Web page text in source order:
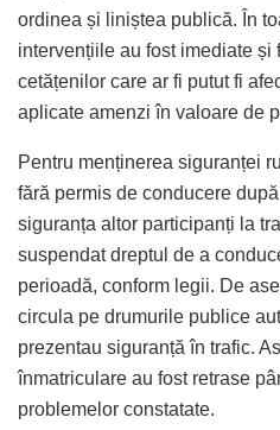
ordinea și liniștea publică. În
intervențiile au fost imediate și
cetățenilor care ar fi putut fi
aplicate amenzi în valoare de
Pentru menținerea siguranței
fără permis de conducere
siguranța altor participanți la
suspendat dreptul de a
perioadă, conform legii. De
circula pe drumurile publice
prezentau siguranță în trafic.
înmatriculare au fost retrase
problemelor constatate.